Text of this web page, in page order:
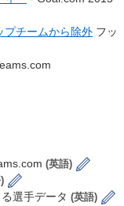
プチームから除外 フッ
(英語)
選手データ (英語)